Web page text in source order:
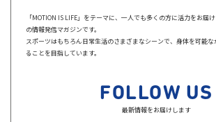
「MOTION IS LIFE」をテーマに、一人でも多くの方に活力をお届
の情報発信マガジンです。
スポーツはもちろん日常生活のさまざまなシーンで、身体を可能
ることを目指しています。
FOLLOW US
最新情報をお届けします